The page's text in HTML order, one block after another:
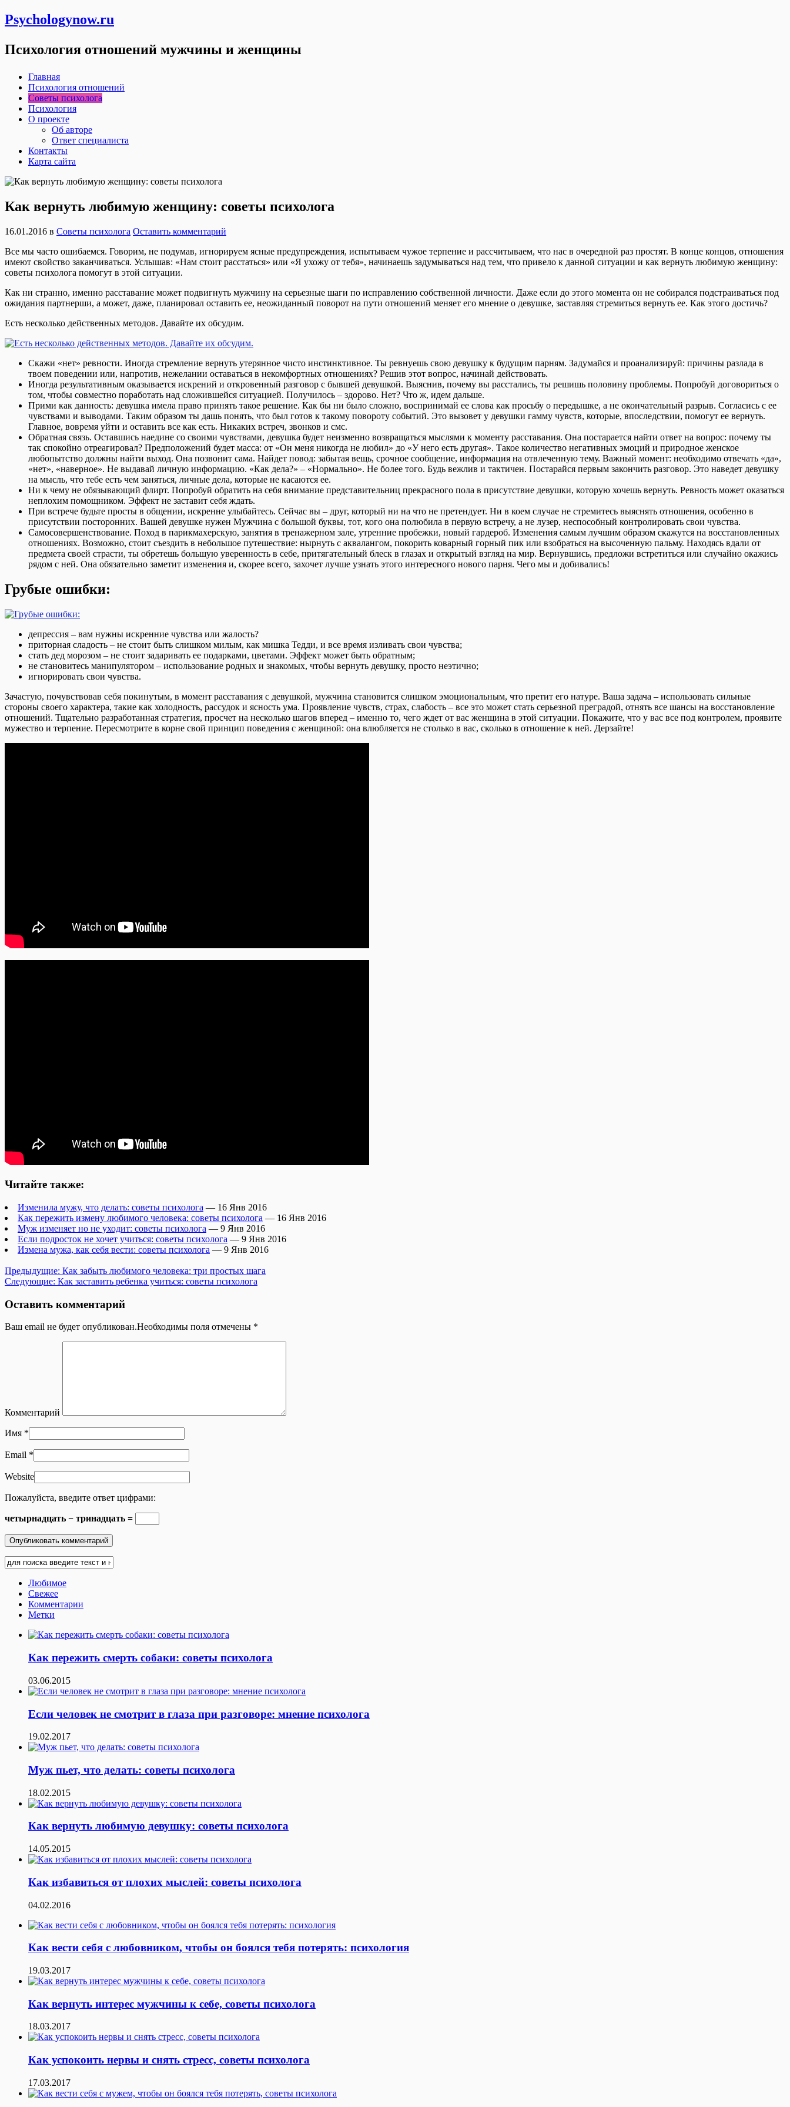
Psychologynow.ru
Психология отношений мужчины и женщины
Главная
Психология отношений
Советы психолога
Психология
О проекте
Об авторе
Ответ специалиста
Контакты
Карта сайта
Как вернуть любимую женщину: советы психолога
16.01.2016 в Советы психолога Оставить комментарий
Все мы часто ошибаемся. Говорим, не подумав, игнорируем ясные предупреждения, испытываем чужое терпение и рассчитываем, что нас в очередной раз простят. В конце концов, отношения
имеют свойство заканчиваться. Услышав: «Нам стоит расстаться» или «Я ухожу от тебя», начинаешь задумываться над тем, что привело к данной ситуации и как вернуть любимую женщину:
советы психолога помогут в этой ситуации.
Как ни странно, именно расставание может подвигнуть мужчину на серьезные шаги по исправлению собственной личности. Даже если до этого момента он не собирался подстраиваться под
ожидания партнерши, а может, даже, планировал оставить ее, неожиданный поворот на пути отношений меняет его мнение о девушке, заставляя стремиться вернуть ее. Как этого достичь?
Есть несколько действенных методов. Давайте их обсудим.
Скажи «нет» ревности. Иногда стремление вернуть утерянное чисто инстинктивное. Ты ревнуешь свою девушку к будущим парням. Задумайся и проанализируй: причины разлада в
твоем поведении или, напротив, нежелании оставаться в некомфортных отношениях? Решив этот вопрос, начинай действовать.
Иногда результативным оказывается искрений и откровенный разговор с бывшей девушкой. Выяснив, почему вы расстались, ты решишь половину проблемы. Попробуй договориться о
том, чтобы совместно поработать над сложившейся ситуацией. Получилось – здорово. Нет? Что ж, идем дальше.
Прими как данность: девушка имела право принять такое решение. Как бы ни было сложно, воспринимай ее слова как просьбу о передышке, а не окончательный разрыв. Согласись с ее
чувствами и выводами. Таким образом ты дашь понять, что был готов к такому повороту событий. Это вызовет у девушки гамму чувств, которые, впоследствии, помогут ее вернуть.
Главное, вовремя уйти и оставить все как есть. Никаких встреч, звонков и смс.
Обратная связь. Оставшись наедине со своими чувствами, девушка будет неизменно возвращаться мыслями к моменту расставания. Она постарается найти ответ на вопрос: почему ты
так спокойно отреагировал? Предположений будет масса: от «Он меня никогда не любил» до «У него есть другая». Такое количество негативных эмоций и природное женское
любопытство должны найти выход. Она позвонит сама. Найдет повод: забытая вещь, срочное сообщение, информация на отвлеченную тему. Важный момент: необходимо отвечать «да»,
«нет», «наверное». Не выдавай личную информацию. «Как дела?» – «Нормально». Не более того. Будь вежлив и тактичен. Постарайся первым закончить разговор. Это наведет девушку
на мысль, что тебе есть чем заняться, личные дела, которые не касаются ее.
Ни к чему не обязывающий флирт. Попробуй обратить на себя внимание представительниц прекрасного пола в присутствие девушки, которую хочешь вернуть. Ревность может оказаться
неплохим помощником. Эффект не заставит себя ждать.
При встрече будьте просты в общении, искренне улыбайтесь. Сейчас вы – друг, который ни на что не претендует. Ни в коем случае не стремитесь выяснять отношения, особенно в
присутствии посторонних. Вашей девушке нужен Мужчина с большой буквы, тот, кого она полюбила в первую встречу, а не лузер, неспособный контролировать свои чувства.
Самосовершенствование. Поход в парикмахерскую, занятия в тренажерном зале, утренние пробежки, новый гардероб. Изменения самым лучшим образом скажутся на восстановленных
отношениях. Возможно, стоит съездить в небольшое путешествие: нырнуть с аквалангом, покорить коварный горный пик или взобраться на высоченную пальму. Находясь вдали от
предмета своей страсти, ты обретешь большую уверенность в себе, притягательный блеск в глазах и открытый взгляд на мир. Вернувшись, предложи встретиться или случайно окажись
рядом с ней. Она обязательно заметит изменения и, скорее всего, захочет лучше узнать этого интересного нового парня. Чего мы и добивались!
Грубые ошибки:
депрессия – вам нужны искренние чувства или жалость?
приторная сладость – не стоит быть слишком милым, как мишка Тедди, и все время изливать свои чувства;
стать дед морозом – не стоит задаривать ее подарками, цветами. Эффект может быть обратным;
не становитесь манипулятором – использование родных и знакомых, чтобы вернуть девушку, просто неэтично;
игнорировать свои чувства.
Зачастую, почувствовав себя покинутым, в момент расставания с девушкой, мужчина становится слишком эмоциональным, что претит его натуре. Ваша задача – использовать сильные
стороны своего характера, такие как холодность, рассудок и ясность ума. Проявление чувств, страх, слабость – все это может стать серьезной преградой, отнять все шансы на восстановление
отношений. Тщательно разработанная стратегия, просчет на несколько шагов вперед – именно то, чего ждет от вас женщина в этой ситуации. Покажите, что у вас все под контролем, проявите
мужество и терпение. Пересмотрите в корне свой принцип поведения с женщиной: она влюбляется не столько в вас, сколько в отношение к ней. Дерзайте!
Читайте также:
Изменила мужу, что делать: советы психолога — 16 Янв 2016
Как пережить измену любимого человека: советы психолога — 16 Янв 2016
Муж изменяет но не уходит: советы психолога — 9 Янв 2016
Если подросток не хочет учиться: советы психолога — 9 Янв 2016
Измена мужа, как себя вести: советы психолога — 9 Янв 2016
Предыдущие: Как забыть любимого человека: три простых шага
Следующие: Как заставить ребенка учиться: советы психолога
Оставить комментарий
Ваш email не будет опубликован.Необходимы поля отмечены *
Комментарий
Имя *
Email *
Website
Пожалуйста, введите ответ цифрами:
четырнадцать − тринадцать =
Любимое
Свежее
Комментарии
Метки
Как пережить смерть собаки: советы психолога
03.06.2015
Если человек не смотрит в глаза при разговоре: мнение психолога
19.02.2017
Муж пьет, что делать: советы психолога
18.02.2015
Как вернуть любимую девушку: советы психолога
14.05.2015
Как избавиться от плохих мыслей: советы психолога
04.02.2016
Как вести себя с любовником, чтобы он боялся тебя потерять: психология
19.03.2017
Как вернуть интерес мужчины к себе, советы психолога
18.03.2017
Как успокоить нервы и снять стресс, советы психолога
17.03.2017